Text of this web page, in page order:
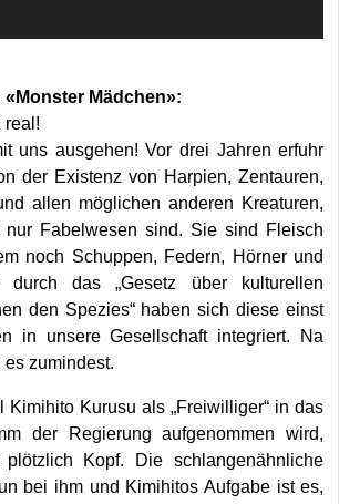
Mädchen»:
real!
uns ausgehen! Vor drei Jahren erfuhr
der Existenz von Harpien, Zentauren,
allen möglichen anderen Kreaturen,
Fabelwesen sind. Sie sind Fleisch
noch Schuppen, Federn, Hörner und
durch das „Gesetz über kulturellen
den Spezies“ haben sich diese einst
in unsere Gesellschaft integriert. Na
zumindest.
Kimihito Kurusu als „Freiwilliger“ in das
der Regierung aufgenommen wird,
Kopf. Die schlangenähnliche
bei ihm und Kimihitos Aufgabe ist es,